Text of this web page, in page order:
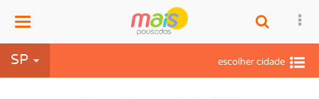
Menu
SP